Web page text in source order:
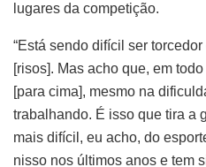
lugares da competição.
“Está sendo difícil ser
[risos]. Mas acho que, em
[para cima], mesmo na
trabalhando. É isso que tira a
mais difícil, eu acho, do
nisso nos últimos anos e tem